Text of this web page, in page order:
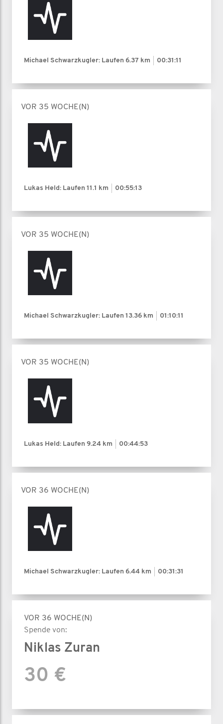
Michael Schwarzkugler: Laufen 6.37 km 00:31:11
VOR 35 WOCHE(N)
Lukas Held: Laufen 11.1 km 00:55:13
VOR 35 WOCHE(N)
Michael Schwarzkugler: Laufen 13.36 km 01:10:11
VOR 35 WOCHE(N)
Lukas Held: Laufen 9.24 km 00:44:53
VOR 36 WOCHE(N)
Michael Schwarzkugler: Laufen 6.44 km 00:31:31
VOR 36 WOCHE(N)
Spende von:
Niklas Zuran
30 €